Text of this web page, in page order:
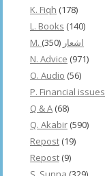
K. Fiqh (178)
L. Books (140)
M. اشعار (350)
N. Advice (971)
O. Audio (56)
P. Financial issues
Q & A (68)
Q. Akabir (590)
Repost (19)
Repost (9)